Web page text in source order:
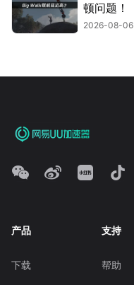
顿问题！
2026-08-06
产品
下载
支持
帮助